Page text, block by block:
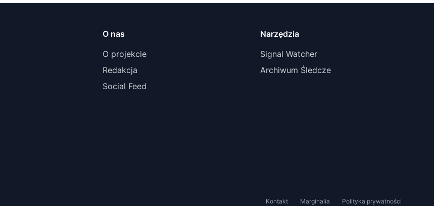
O nas
O projekcie
Redakcja
Social Feed
Narzędzia
Signal Watcher
Archiwum Śledcze
Kontakt Marginalia Polityka prywatności